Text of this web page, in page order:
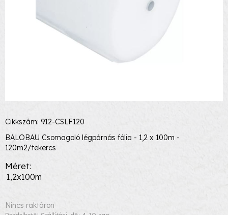
Cikkszám: 912-CSLF120
BALOBAU Csomagoló légpárnás fólia - 1,2 x 100m -
120m2/tekercs
Méret
1,2x100m
Nincs raktáron